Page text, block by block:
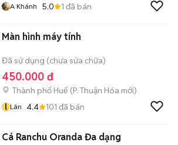
A Khánh 5.0 1 đã bán
Màn hình máy tính
Đã sử dụng (chưa sửa chữa)
450.000 đ
Thành phố Huế (P. Thuận Hóa mới)
l Lân 4.4 101 đã bán
Cá Ranchu Oranda Đa dạng